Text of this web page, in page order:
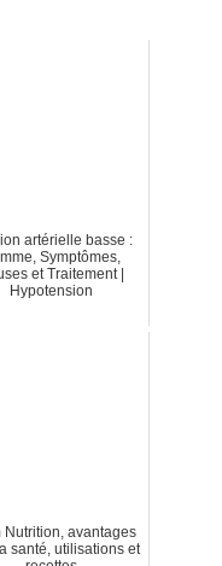
artérielle basse :
Symptômes,
et Traitement |
Hypotension
Nutrition, avantages
santé, utilisations et